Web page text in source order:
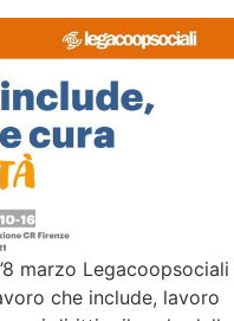
marzo Legacoopsociali
che include, lavoro